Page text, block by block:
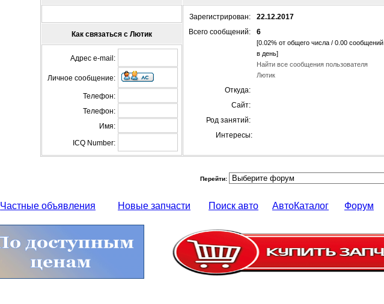
Зарегистрирован:
22.12.2017
Всего сообщений:
6
[0.02% от общего числа / 0.00 сообщений
в день]
Найти все сообщения пользователя
Лютик
Откуда:
Сайт:
Род занятий:
Интересы:
Как связаться с Лютик
Адрес e-mail:
Личное сообщение:
Телефон:
Телефон:
Имя:
ICQ Number:
Перейти:
Частные объявления Новые запчасти Поиск авто АвтоКаталог Форум